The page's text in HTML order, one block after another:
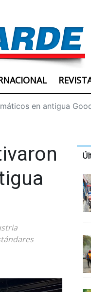
en antigua